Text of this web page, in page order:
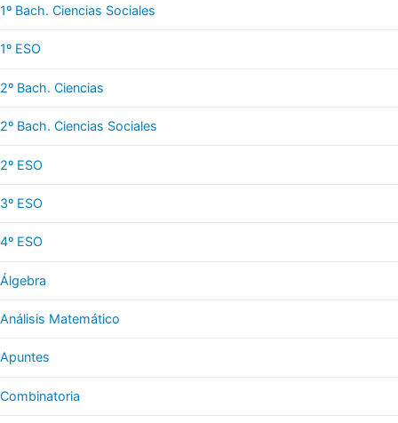
1º Bach. Ciencias Sociales
1º ESO
2º Bach. Ciencias
2º Bach. Ciencias Sociales
2º ESO
3º ESO
4º ESO
Álgebra
Análisis Matemático
Apuntes
Combinatoria